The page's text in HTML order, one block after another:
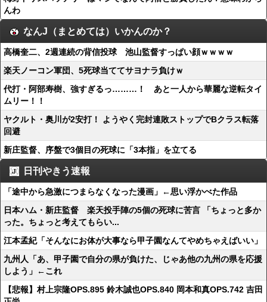
んわ
なんJ（まとめては）いかんのか？
高橋奎二、2週連続の背信投球 池山監督すっぱい顔ｗｗｗｗ
楽天ノーコン軍団、5死球当ててサヨナラ負けｗ
代打・阿部寿樹、強すぎるっ………！ あと一人から華麗な逆転タイ
ムリー！！
ヤクルト・奥川が2安打！ ようやく完封連敗ストップでBクラス転落
回避
新庄監督、序盤で3個目の死球に「3本指」を立てる
日刊やきう速報
「途中から急激につまらなくなった漫画」←思い浮かべた作品
日本ハム・新庄監督 楽天投手陣の5個の死球に苦言 「ちょっと多か
った。ちょっと考えてもらい...
江本孟紀「そんなにお体が大事なら甲子園なんてやめちゃえばいい」
九州人「あ、甲子園で自分の県が負けた、じゃあ他の九州の県を応援
しよう」←これ
【悲報】村上宗隆OPS.895 鈴木誠也OPS.840 岡本和真OPS.742 吉田